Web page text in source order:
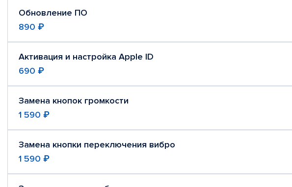
Обновление ПО
890 ₽
Активация и настройка Apple ID
690 ₽
Замена кнопок громкости
1 590 ₽
Замена кнопки переключения вибро
1 590 ₽